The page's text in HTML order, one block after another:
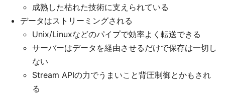
成熟した枯れた技術に支えられている
データはストリーミングされる
Unix/Linuxなどのパイプで効率よく転送できる
サーバーはデータを経由させるだけで保存は一切し
ない
Stream APIの力でうまいこと背圧制御とかもされ
る